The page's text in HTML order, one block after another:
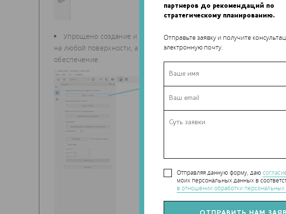
партнеров до рекомендаций по
стратегическому планированию.
Отправьте заявку и получите
электронную почту.
Отправляя данную форму, даю
моих персональных данных в
в отношении обработки
Упрощено создание и использование «Секций». Теперь
на любой поверхности, а также задавать координаты 0,0,0 для
обеспечение.